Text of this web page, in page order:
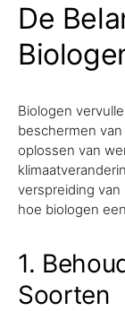
De
Biologen
beschermen
oplossen van
verspreiding
hoe biologen
1.
Soorten